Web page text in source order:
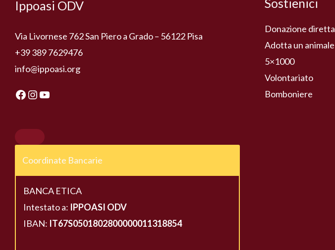
Ippoasi ODV
Via Livornese 762 San Piero a Grado – 56122 Pisa
+39 389 7629476
info@ippoasi.org
Coordinate Bancarie
BANCA ETICA
Intestato a: IPPOASI ODV
IBAN: IT67S0501802800000011318854
Donazione diretta
Adotta un animale
5×1000
Volontariato
Bomboniere